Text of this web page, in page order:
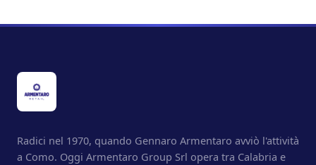
Radici nel 1970, quando Gennaro Armentaro avviò l'attività
a Como. Oggi Armentaro Group Srl opera tra Calabria e